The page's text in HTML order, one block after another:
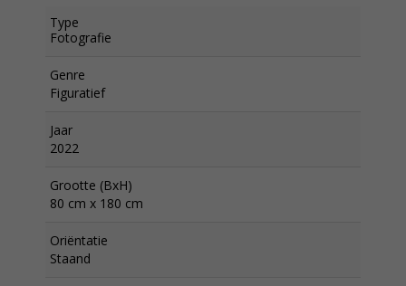
Type
Fotografie
Genre
Figuratief
Jaar
2022
Grootte (BxH)
80 cm x 180 cm
Oriëntatie
Staand